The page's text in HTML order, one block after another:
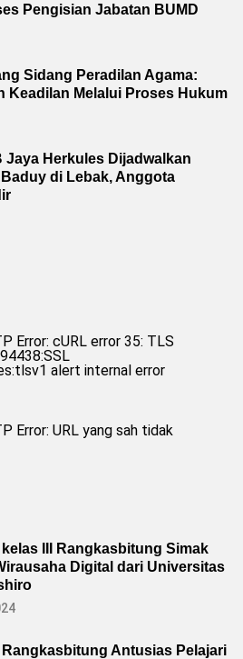
Pengisian Jabatan BUMD
Sidang Peradilan Agama:
Keadilan Melalui Proses Hukum
Jaya Herkules Dijadwalkan
di Lebak, Anggota
Error: cURL error 35: TLS
alert internal error
Error: URL yang sah tidak
III Rangkasbitung Simak
Digital dari Universitas
Antusias Pelajari